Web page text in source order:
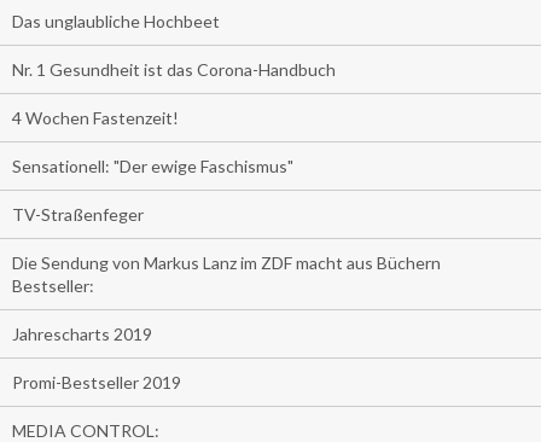
Das unglaubliche Hochbeet
Nr. 1 Gesundheit ist das Corona-Handbuch
4 Wochen Fastenzeit!
Sensationell: "Der ewige Faschismus"
TV-Straßenfeger
Die Sendung von Markus Lanz im ZDF macht aus Büchern
Bestseller:
Jahrescharts 2019
Promi-Bestseller 2019
MEDIA CONTROL: